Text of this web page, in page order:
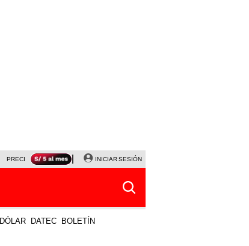
PRECIO DEL DÓLAR CORTE DE LUZ VIERNES 7 DE AGOSTO
INICIAR SESIÓN
DÓLAR DATEC BOLETÍN